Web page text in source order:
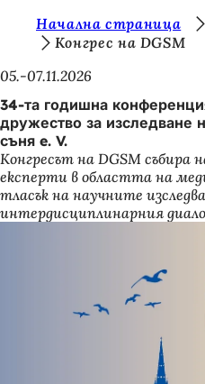
Преминаване към
е
с
т
е
т
у
Начална страница
Конгрес на DGSM
05.-07.11.2026
34-та годишна
дружество за изследване
съня e. V.
Конгресът на DGSM събира
експерти в областта на
тласък на научните
интердисциплинарния